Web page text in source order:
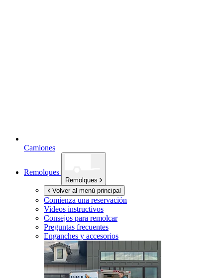
Camiones
Remolques
Remolques
Volver al menú principal
Comienza una reservación
Videos instructivos
Consejos para remolcar
Preguntas frecuentes
Enganches y accesorios